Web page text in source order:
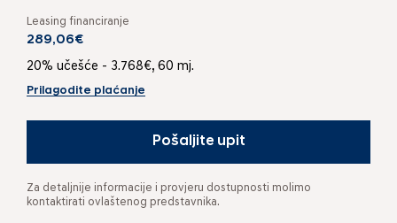
Leasing financiranje
289,06€
20% učešće - 3.768€, 60 mj.
Prilagodite plaćanje
Pošaljite upit
Za detaljnije informacije i provjeru dostupnosti molimo
kontaktirati ovlaštenog predstavnika.